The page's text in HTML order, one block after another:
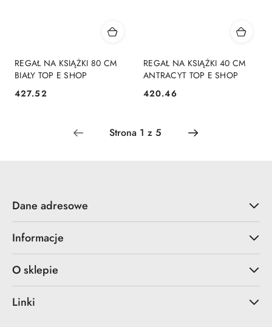
REGAŁ NA KSIĄŻKI 80 CM
BIAŁY TOP E SHOP
Cena:
427.52
REGAŁ NA KSIĄŻKI 40 CM
ANTRACYT TOP E SHOP
Cena:
420.46
Dane adresowe
Informacje
O sklepie
Linki